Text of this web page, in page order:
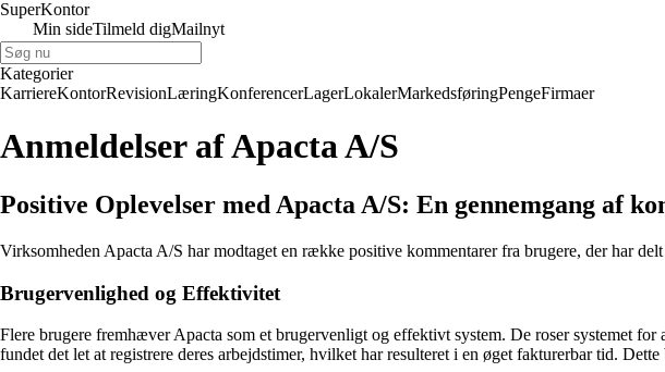
SuperKontor
Min sideTilmeld digMailnyt
Kategorier
KarriereKontorRevisionLæringKonferencerLagerLokalerMarkedsføringPengeFirmaer
Anmeldelser af Apacta A/S
Positive Oplevelser med Apacta A/S: En gennemgang af
Virksomheden Apacta A/S har modtaget en række positive kommentarer fra brugere, der har
Brugervenlighed og Effektivitet
Flere brugere fremhæver Apacta som et brugervenligt og effektivt system. De roser systemet
fundet det let at registrere deres arbejdstimer, hvilket har resulteret i en øget fakturerbar tid.